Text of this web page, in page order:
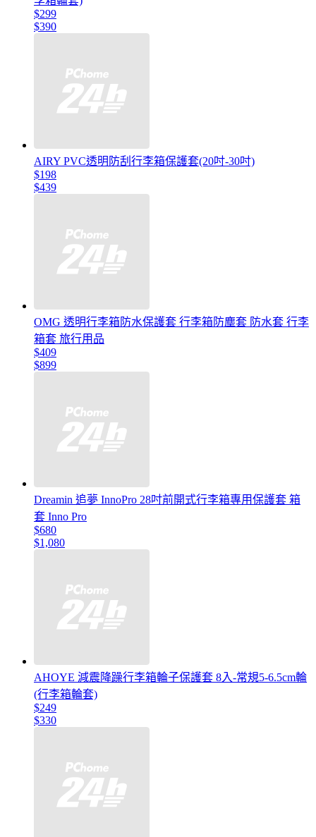
$299
$390
AIRY PVC透明防刮行李箱保護套(20吋-30吋)
$198
$439
OMG 透明行李箱防水保護套 行李箱防塵套 防水套 行李
箱套 旅行用品
$409
$899
Dreamin 追夢 InnoPro 28吋前開式行李箱專用保護套 箱
套 Inno Pro
$680
$1,080
AHOYE 減震降躁行李箱輪子保護套 8入-常規5-6.5cm輪
(行李箱輪套)
$249
$330